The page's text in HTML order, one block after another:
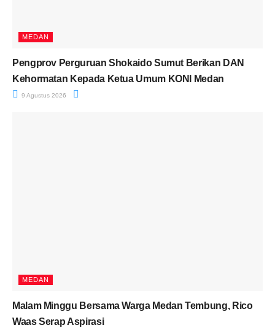
MEDAN
Pengprov Perguruan Shokaido Sumut Berikan DAN
Kehormatan Kepada Ketua Umum KONI Medan
9 Agustus 2026
MEDAN
Malam Minggu Bersama Warga Medan Tembung, Rico
Waas Serap Aspirasi